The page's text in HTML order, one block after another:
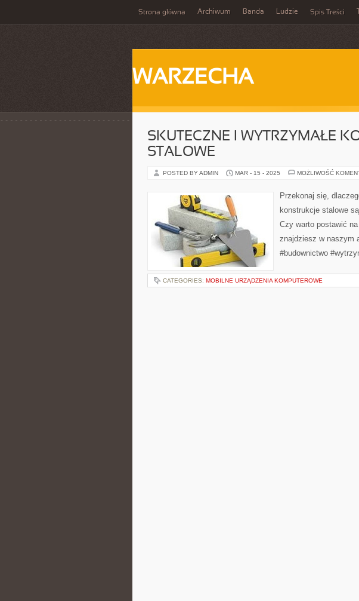
Strona główna Archiwum Banda Ludzie Spis Treści
WARZECHA
SKUTECZNE I WYTRZYMAŁE
STALOWE
POSTED BY ADMIN MAR - 15 - 2025 MOŻLIWOŚĆ
Przekonaj się,
konstrukcje stalowe
Czy warto postawić
znajdziesz w naszym
#budownictwo
CATEGORIES: MOBILNE URZĄDZENIA KOMPUTEROWE